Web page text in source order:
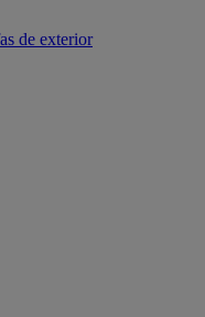
de exterior